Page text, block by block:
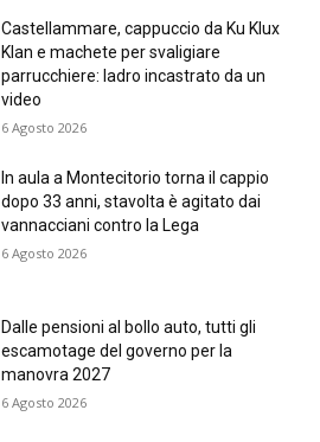
Castellammare, cappuccio da Ku Klux
Klan e machete per svaligiare
parrucchiere: ladro incastrato da un
video
6 Agosto 2026
In aula a Montecitorio torna il cappio
dopo 33 anni, stavolta è agitato dai
vannacciani contro la Lega
6 Agosto 2026
Dalle pensioni al bollo auto, tutti gli
escamotage del governo per la
manovra 2027
6 Agosto 2026